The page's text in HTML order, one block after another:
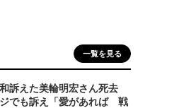
一覧を見る
訴えた美輪明宏さん死去
でも訴え「愛があれば 戦